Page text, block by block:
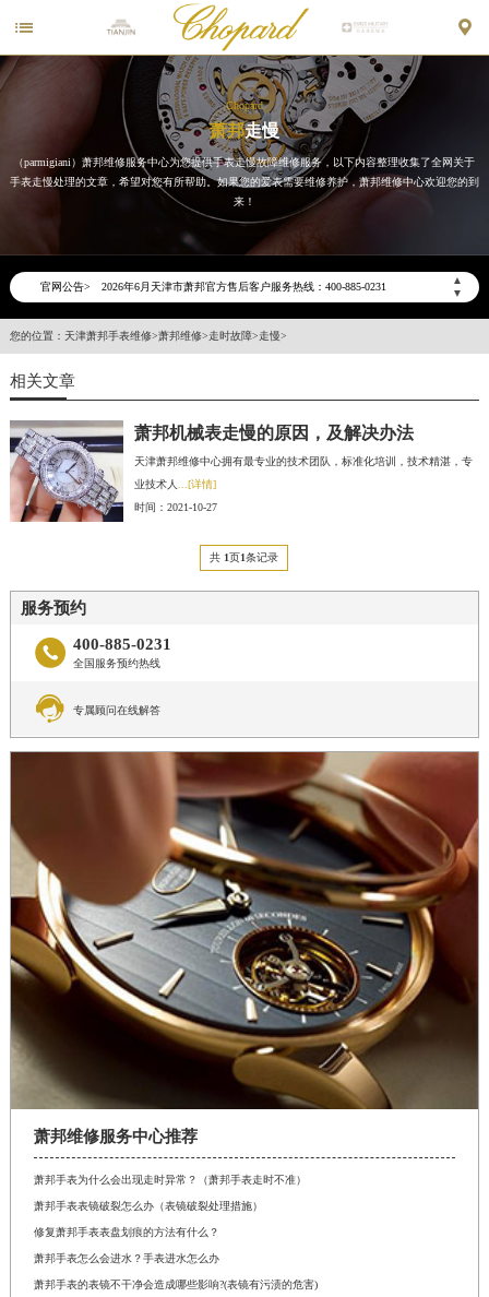
 
Chopard
萧邦走慢
（parmigiani）萧邦维修服务中心为您提供手表走慢故障维修服务，以下内容整理收集了全网关于
手表走慢处理的文章，希望对您有所帮助。如果您的爱表需要维修养护，萧邦维修中心欢迎您的到
来！
官网公告>
▲
▼
2026年6月萧邦天津市售后服务网络优化升级公告
2026年6月天津市萧邦官方售后客户服务热线：400-885-0231
2026年6月萧邦售后服务中心最新网点地址：
您的位置： 天津萧邦手表维修>萧邦维修>走时故障>走慢>
相关文章
萧邦机械表走慢的原因，及解决办法
天津萧邦维修中心拥有最专业的技术团队，标准化培训，技术精湛，专
业技术人
...[详情]
时间：2021-10-27
共 1页1条记录
服务预约
 400-885-0231
全国服务预约热线
 专属顾问在线解答
萧邦维修服务中心推荐
萧邦手表为什么会出现走时异常？（萧邦手表走时不准）
萧邦手表表镜破裂怎么办（表镜破裂处理措施）
修复萧邦手表表盘划痕的方法有什么？
萧邦手表怎么会进水？手表进水怎么办
萧邦手表的表镜不干净会造成哪些影响?(表镜有污渍的危害)